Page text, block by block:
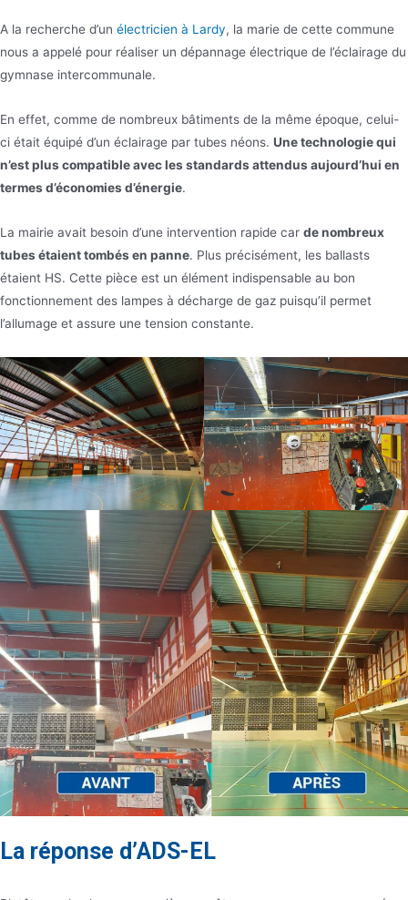
A la recherche d’un électricien à Lardy, la marie de cette commune
nous a appelé pour réaliser un dépannage électrique de l’éclairage du
gymnase intercommunale.
En effet, comme de nombreux bâtiments de la même époque, celui-
ci était équipé d’un éclairage par tubes néons. Une technologie qui
n’est plus compatible avec les standards attendus aujourd’hui en
termes d’économies d’énergie.
La mairie avait besoin d’une intervention rapide car de nombreux
tubes étaient tombés en panne. Plus précisément, les ballasts
étaient HS. Cette pièce est un élément indispensable au bon
fonctionnement des lampes à décharge de gaz puisqu’il permet
l’allumage et assure une tension constante.
La réponse d’ADS-EL